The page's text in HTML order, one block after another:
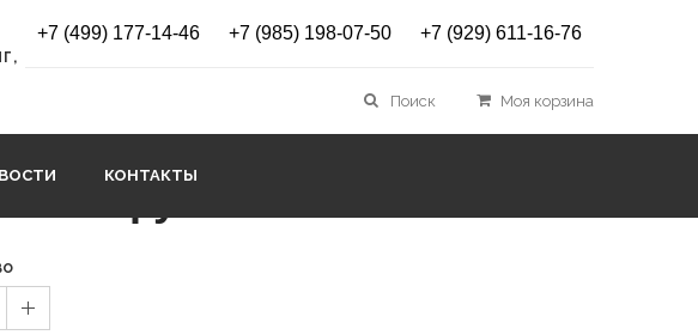
+7 (499) 177-14-46 +7 (985) 198-07-50 +7 (929) 611-16-76
Поиск Моя корзина
КОНТАКТЫ
Buff Knitted Norval Pool
6200 руб.